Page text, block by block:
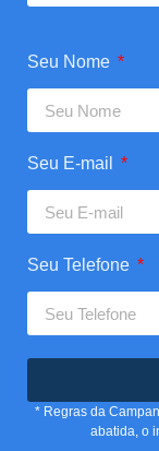
Seu Nome
Seu E-mail
Seu Telefone
* Regras da
abatida, o